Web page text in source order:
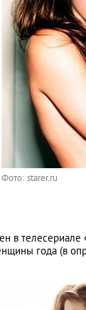
Фото: starer.ru
в телесериале
года (в